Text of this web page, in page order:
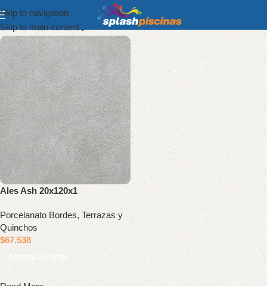
Skip to navigation
Skip to main content
Show column
Ales Ash 20x120x1
Porcelanato Bordes, Terrazas y
Quinchos
$67.538
Agregar al carrito